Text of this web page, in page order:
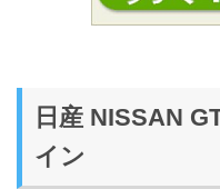
日産 NISSAN
イン